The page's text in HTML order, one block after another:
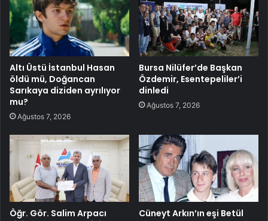
Altı Üstü İstanbul Hasan
öldü mü, Doğancan
Sarıkaya diziden ayrılıyor
mu?
Ağustos 7, 2026
Bursa Nilüfer’de Başkan
Özdemir, Esentepeliler’i
dinledi
Ağustos 7, 2026
Öğr. Gör. Salim Arpacı
Cüneyt Arkın’ın eşi Betül